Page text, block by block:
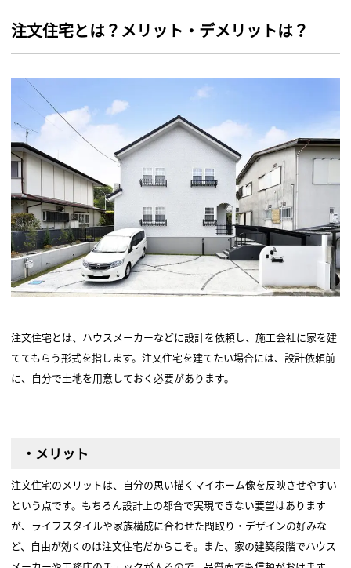
注文住宅とは？メリット・デメリットは？
注文住宅とは、ハウスメーカーなどに設計を依頼し、施工会社に家を建
ててもらう形式を指します。注文住宅を建てたい場合には、設計依頼前
に、自分で土地を用意しておく必要があります。
・メリット
注文住宅のメリットは、自分の思い描くマイホーム像を反映させやすい
という点です。もちろん設計上の都合で実現できない要望はあります
が、ライフスタイルや家族構成に合わせた間取り・デザインの好みな
ど、自由が効くのは注文住宅だからこそ。また、家の建築段階でハウス